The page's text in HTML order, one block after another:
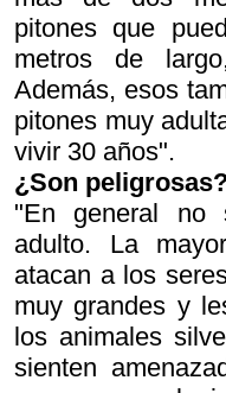
pitones que
metros de
Además, esos
pitones muy
vivir 30 años".
¿Son
"En general no
adulto. La
atacan a los
muy grandes y
los animales
sienten